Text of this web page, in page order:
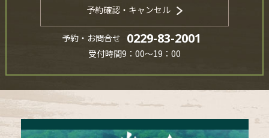
予約確認・キャンセル
予約・お問合せ 0229-83-2001
受付時間9：00～19：00